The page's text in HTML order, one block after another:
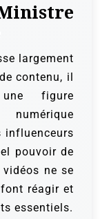
largement
contenu, il
figure
influenceurs
pouvoir de
ne se
réagir et
essentiels.